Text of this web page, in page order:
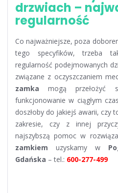
drzwiach –
regularność
Co najważniejsze, poza
tego specyfików, trzeba
regularność podejmowanych
związane z oczyszczaniem
zamka mogą przełożyć
funkcjonowanie w ciągłym
doszłoby do jakiejś awarii, czy
zakresie, czy z innej
najszybszą pomoc w
zamkiem uzyskamy w
Gdańska – tel.: 600-277-499